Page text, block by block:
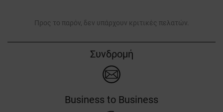
Προς το παρόν, δεν υπάρχουν κριτικές πελατών.
Συνδρομή
Business to Business